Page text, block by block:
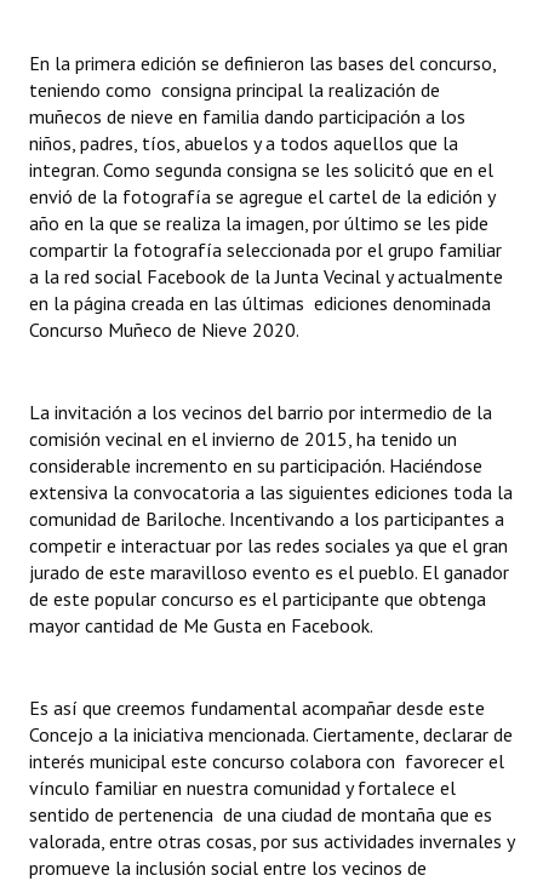
Registros y Distinciones
Datos Históricos
Premio al Mérito - Registro
Audiencias Públicas - Registro
Mujeres que Dejaron Huellas - Registro
Periodistas Decanos - Registro
Banca del Vecino - Registro
Huéspedes de Honor - Registro
Antiguos Pobladores - Registro
Reconocimientos - Registro
Bariloche, Municipio intercultural
REFORMA DE LA CARTA ORGÁNICA
En la primera edición se definieron las bases del concurso,
teniendo como consigna principal la realización de
muñecos de nieve en familia dando participación a los
niños, padres, tíos, abuelos y a todos aquellos que la
integran. Como segunda consigna se les solicitó que en el
envió de la fotografía se agregue el cartel de la edición y
año en la que se realiza la imagen, por último se les pide
compartir la fotografía seleccionada por el grupo familiar
a la red social Facebook de la Junta Vecinal y actualmente
en la página creada en las últimas ediciones denominada
Concurso Muñeco de Nieve 2020.
La invitación a los vecinos del barrio por intermedio de la
comisión vecinal en el invierno de 2015, ha tenido un
considerable incremento en su participación. Haciéndose
extensiva la convocatoria a las siguientes ediciones toda la
comunidad de Bariloche. Incentivando a los participantes a
competir e interactuar por las redes sociales ya que el gran
jurado de este maravilloso evento es el pueblo. El ganador
de este popular concurso es el participante que obtenga
mayor cantidad de Me Gusta en Facebook.
Es así que creemos fundamental acompañar desde este
Concejo a la iniciativa mencionada. Ciertamente, declarar de
interés municipal este concurso colabora con favorecer el
vínculo familiar en nuestra comunidad y fortalece el
sentido de pertenencia de una ciudad de montaña que es
valorada, entre otras cosas, por sus actividades invernales y
promueve la inclusión social entre los vecinos de